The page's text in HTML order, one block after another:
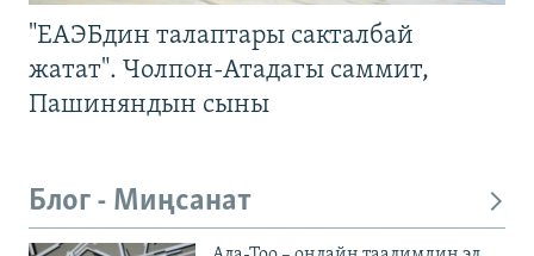
"ЕАЭБдин талаптары сакталбай
жатат". Чолпон-Атадагы саммит,
Пашиняндын сыны
Блог - Миңсанат